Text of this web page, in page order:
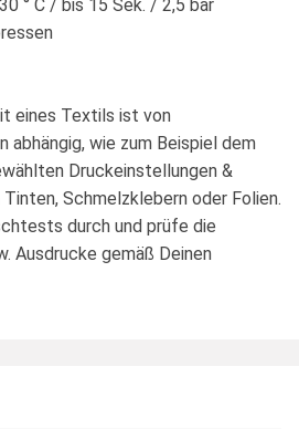
° C / bis 15 Sek. / 2,5 bar
eines Textils ist von
abhängig, wie zum Beispiel dem
Druckeinstellungen &
Schmelzklebern oder Folien.
durch und prüfe die
Ausdrucke gemäß Deinen